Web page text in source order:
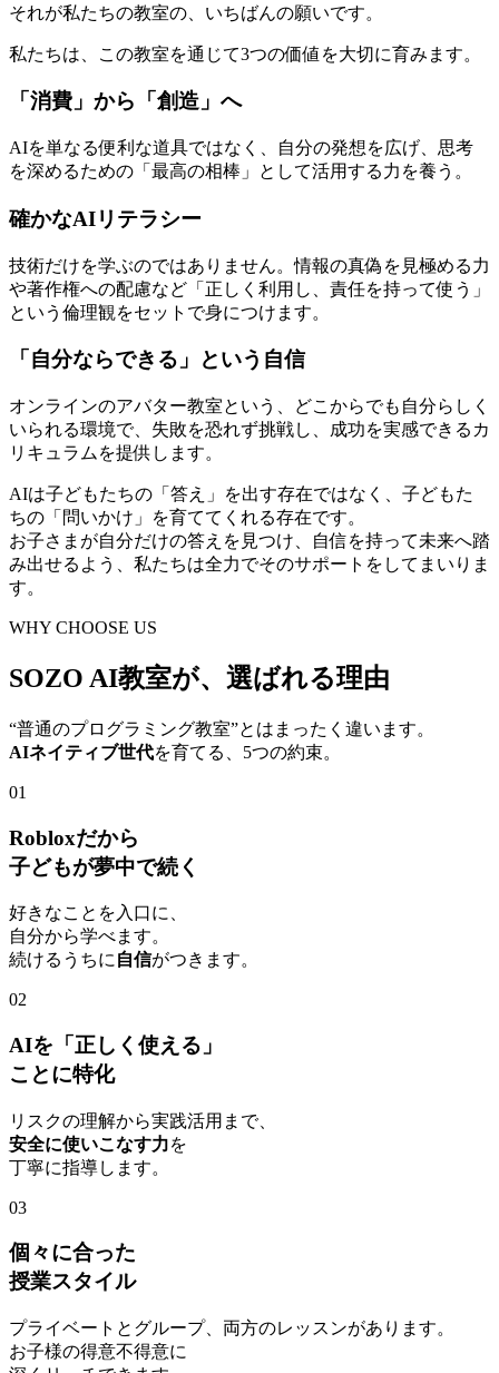
それが私たちの教室の、いちばんの願いです。
私たちは、この教室を通じて3つの価値を大切に育みます。
「消費」から「創造」へ
AIを単なる便利な道具ではなく、自分の発想を広げ、思考
を深めるための「最高の相棒」として活用する力を養う。
確かなAIリテラシー
技術だけを学ぶのではありません。情報の真偽を見極める力
や著作権への配慮など「正しく利用し、責任を持って使う」
という倫理観をセットで身につけます。
「自分ならできる」という自信
オンラインのアバター教室という、どこからでも自分らしく
いられる環境で、失敗を恐れず挑戦し、成功を実感できるカ
リキュラムを提供します。
AIは子どもたちの「答え」を出す存在ではなく、子どもた
ちの「問いかけ」を育ててくれる存在です。
お子さまが自分だけの答えを見つけ、自信を持って未来へ踏
み出せるよう、私たちは全力でそのサポートをしてまいりま
す。
WHY CHOOSE US
SOZO AI教室が、 選ばれる理由
“普通のプログラミング教室”とはまったく違います。
AIネイティブ世代を育てる、5つの約束。
01
Robloxだから
子どもが夢中で続く
好きなことを入口に、
自分から学べます。
続けるうちに 自信がつきます。
02
AIを「正しく使える」
ことに特化
リスクの理解から実践活用まで、
安全に使いこなす力を
丁寧に指導します。
03
個々に合った
授業スタイル
プライベートとグループ、両方のレッスンがあります。
お子様の得意不得意に